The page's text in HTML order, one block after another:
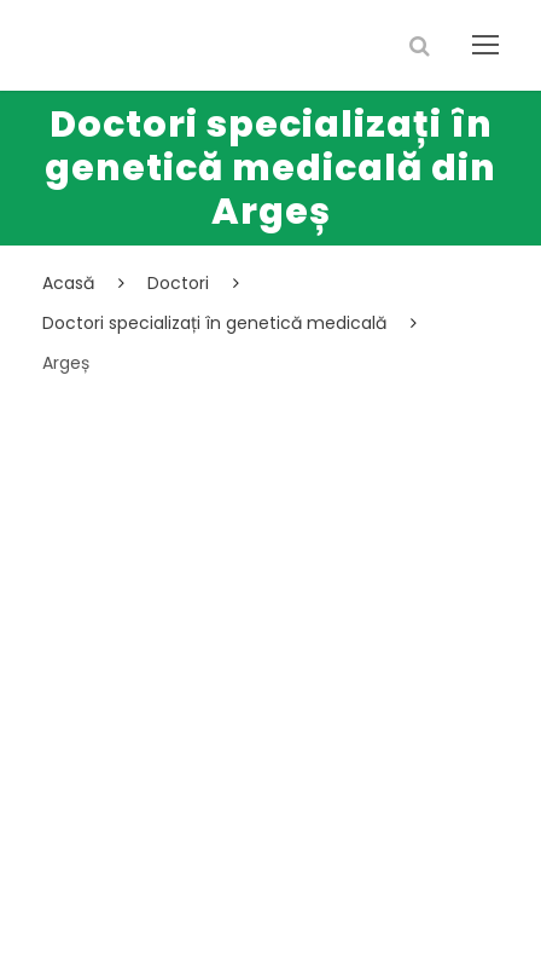
Doctori specializați în
genetică medicală din
Argeș
Acasă
Doctori
Doctori specializați în genetică medicală
Argeș